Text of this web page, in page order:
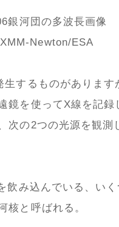
銀河団の多波長画像
Newton/ESA
するものがありま
鏡を使ってX線を記
次の2つの光源を観測
み込んでいる、い
核と呼ばれる。